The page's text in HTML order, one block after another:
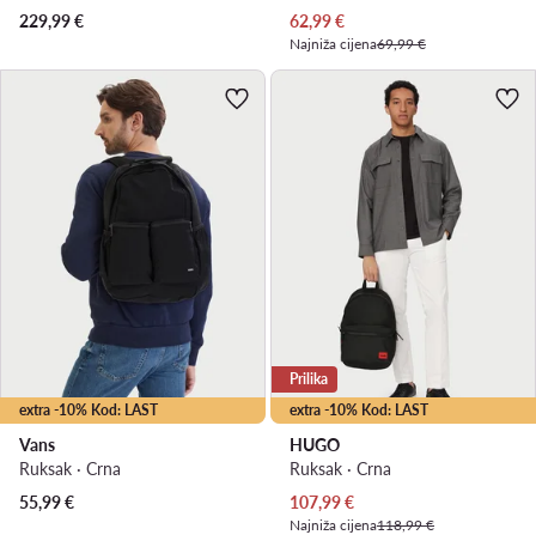
229,99€
Trenutna cijena
62,99€
Najniža cijena69,99 €
extra -10% Kod: LAST
Vans
Ruksak · Crna
55,99€
extra -10% Kod: LAST
Prilika
HUGO
Ruksak · Crna
Trenutna cijena
107,99€
Najniža cijena118,99 €